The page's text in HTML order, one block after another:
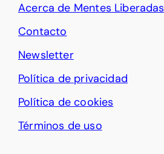
Acerca de Mentes Liberadas
Contacto
Newsletter
Política de privacidad
Política de cookies
Términos de uso